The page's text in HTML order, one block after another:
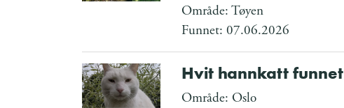
Område: Tøyen
Funnet: 07.06.2026
Hvit hannkatt funnet
Område: Oslo